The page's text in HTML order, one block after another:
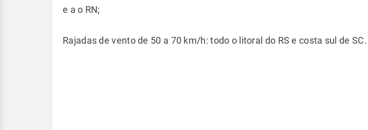
e a o RN;
Rajadas de vento de 50 a 70 km/h: todo o litoral do RS e costa sul de SC.